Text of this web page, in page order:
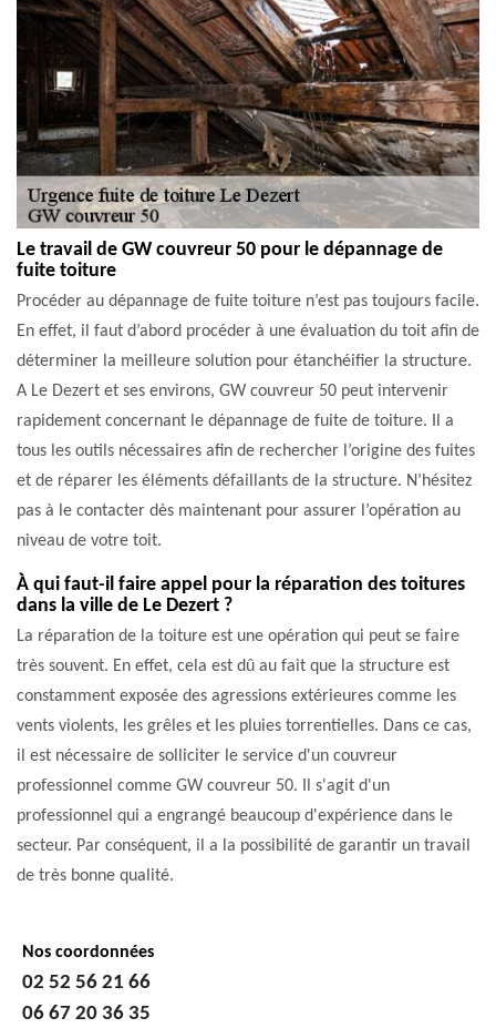
Le travail de GW couvreur 50 pour le dépannage de
fuite toiture
Procéder au dépannage de fuite toiture n’est pas toujours facile.
En effet, il faut d’abord procéder à une évaluation du toit afin de
déterminer la meilleure solution pour étanchéifier la structure.
A Le Dezert et ses environs, GW couvreur 50 peut intervenir
rapidement concernant le dépannage de fuite de toiture. Il a
tous les outils nécessaires afin de rechercher l’origine des fuites
et de réparer les éléments défaillants de la structure. N’hésitez
pas à le contacter dès maintenant pour assurer l’opération au
niveau de votre toit.
À qui faut-il faire appel pour la réparation des toitures
dans la ville de Le Dezert ?
La réparation de la toiture est une opération qui peut se faire
très souvent. En effet, cela est dû au fait que la structure est
constamment exposée des agressions extérieures comme les
vents violents, les grêles et les pluies torrentielles. Dans ce cas,
il est nécessaire de solliciter le service d'un couvreur
professionnel comme GW couvreur 50. Il s'agit d'un
professionnel qui a engrangé beaucoup d'expérience dans le
secteur. Par conséquent, il a la possibilité de garantir un travail
de très bonne qualité.
Nos coordonnées
02 52 56 21 66
06 67 20 36 35